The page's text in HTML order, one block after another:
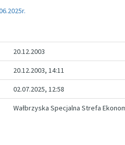
20.12.2003
20.12.2003, 14:11
02.07.2025, 12:58
Wałbrzyska Specjalna Strefa